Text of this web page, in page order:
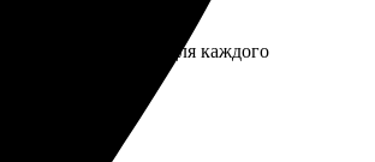
выгодные условия для каждого